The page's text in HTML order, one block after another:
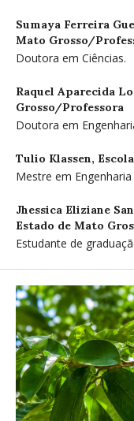
Sumaya Ferreira
Mato Grosso/
Doutora em Ciências.
Raquel Aparecida
Grosso/Professora
Doutora em
Tulio Klassen,
Mestre em Engenharia
Jhessica Eliziane
Estado de Mato
Estudante de